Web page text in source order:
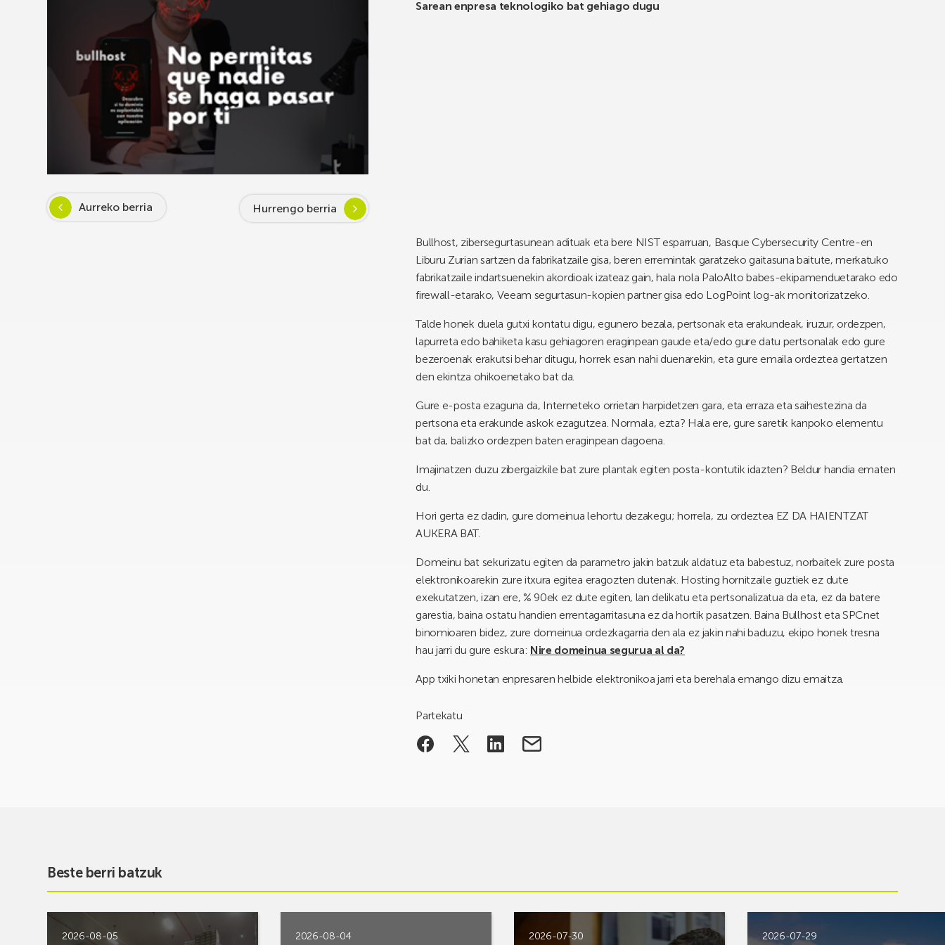
Aurreko berria Hurrengo berria
Sarean enpresa teknologiko bat gehiago dugu
Bullhost, zibersegurtasunean adituak eta bere NIST esparruan, Basque Cybersecurity Centre-en
Liburu Zurian sartzen da fabrikatzaile gisa, beren erremintak garatzeko gaitasuna baitute, merkatuko
fabrikatzaile indartsuenekin akordioak izateaz gain, hala nola PaloAlto babes-ekipamenduetarako edo
firewall-etarako, Veeam segurtasun-kopien partner gisa edo LogPoint log-ak monitorizatzeko.
Talde honek duela gutxi kontatu digu, egunero bezala, pertsonak eta erakundeak, iruzur, ordezpen,
lapurreta edo bahiketa kasu gehiagoren eraginpean gaude eta/edo gure datu pertsonalak edo gure
bezeroenak erakutsi behar ditugu, horrek esan nahi duenarekin, eta gure emaila ordeztea gertatzen
den ekintza ohikoenetako bat da.
Gure e-posta ezaguna da, Interneteko orrietan harpidetzen gara, eta erraza eta saihestezina da
pertsona eta erakunde askok ezagutzea. Normala, ezta? Hala ere, gure saretik kanpoko elementu
bat da, balizko ordezpen baten eraginpean dagoena.
Imajinatzen duzu zibergaizkile bat zure plantak egiten posta-kontutik idazten? Beldur handia ematen
du.
Hori gerta ez dadin, gure domeinua lehortu dezakegu; horrela, zu ordeztea EZ DA HAIENTZAT
AUKERA BAT.
Domeinu bat sekurizatu egiten da parametro jakin batzuk aldatuz eta babestuz, norbaitek zure posta
elektronikoarekin zure itxura egitea eragozten dutenak. Hosting hornitzaile guztiek ez dute
exekutatzen, izan ere, % 90ek ez dute egiten, lan delikatu eta pertsonalizatua da eta, ez da batere
garestia, baina ostatu handien errentagarritasuna ez da hortik pasatzen. Baina Bullhost eta SPCnet
binomioaren bidez, zure domeinua ordezkagarria den ala ez jakin nahi baduzu, ekipo honek tresna
hau jarri du gure eskura: Nire domeinua segurua al da?
App txiki honetan enpresaren helbide elektronikoa jarri eta berehala emango dizu emaitza.
Partekatu
Beste berri batzuk
2026-08-05 2026-08-04 2026-07-30 2026-07-29